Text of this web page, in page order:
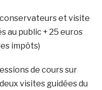
et visite
au public + 25 euros
impôts)
de cours sur
visites guidées du